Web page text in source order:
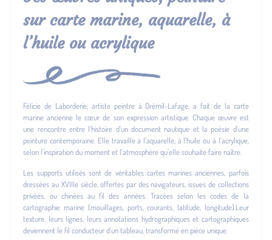
sur carte marine, aquarelle, à
l’huile ou acrylique
Félicie de Laborderie, artiste peintre à Drémil-Lafage, a fait de la carte
marine ancienne le cœur de son expression artistique. Chaque œuvre est
une rencontre entre l’histoire d’un document nautique et la poésie d’une
peinture contemporaine. Elle travaille à l’aquarelle, à l’huile ou à l’acrylique,
selon l’inspiration du moment et l’atmosphère qu’elle souhaite faire naître.
Les supports utilisés sont de véritables cartes marines anciennes, parfois
dressées au XVIIIe siècle, offertes par des navigateurs, issues de collections
privées, ou chinées au fil des années. Tracées selon les codes de la
cartographie marine (mouillages, ports, courants, latitude, longitude).Leur
texture, leurs lignes, leurs annotations hydrographiques et cartographiques
deviennent le fil conducteur d’un tableau, transformé en pièce unique.